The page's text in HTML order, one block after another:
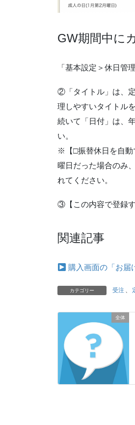
GW期間中に
「基本設定＞休日管
②「タイトル」は、
理しやすいタイトル
続いて「日付」は、
い。
※【□振替休日を自動
曜日だった場合のみ
れてください。
③【この内容で登録
関連記事
購入画面の「お届
カテゴリー 受注 、
全体